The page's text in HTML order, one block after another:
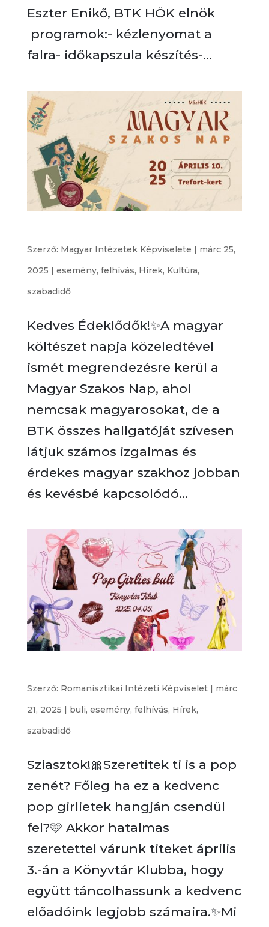
Eszter Enikő, BTK HÖK elnök
programok:- kézlenyomat a
falra- időkapszula készítés-...
Szerző: Magyar Intézetek Képviselete | márc 25,
2025 | esemény, felhívás, Hírek, Kultúra,
szabadidő
Kedves Édeklődők!✨A magyar
költészet napja közeledtével
ismét megrendezésre kerül a
Magyar Szakos Nap, ahol
nemcsak magyarosokat, de a
BTK összes hallgatóját szívesen
látjuk számos izgalmas és
érdekes magyar szakhoz jobban
és kevésbé kapcsolódó...
Szerző: Romanisztikai Intézeti Képviselet| márc
21, 2025 | buli, esemény, felhívás, Hírek,
szabadidő
Sziasztok!🎀Szeretitek ti is a pop
zenét? Főleg ha ez a kedvenc
pop girlietek hangján csendül
fel?🩵 Akkor hatalmas
szeretettel várunk titeket április
3.-án a Könyvtár Klubba, hogy
együtt táncolhassunk a kedvenc
előadóink legjobb számaira.✨Mi